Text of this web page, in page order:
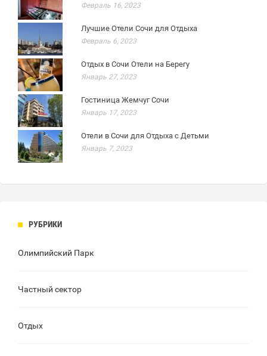
Февраль 16, 2023
Лучшие Отели Сочи для Отдыха
Февраль 6, 2023
Отдых в Сочи Отели на Берегу
Январь 27, 2023
Гостиница Жемчуг Сочи
Январь 17, 2023
Отели в Сочи для Отдыха с Детьми
Январь 7, 2023
РУБРИКИ
Олимпийский Парк
Частный сектор
Отдых